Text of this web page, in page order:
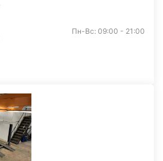
Пн-Вс: 09:00 - 21:00